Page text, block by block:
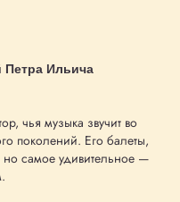
Петра Ильича
чья музыка звучит во
поколений. Его балеты,
самое удивительное —